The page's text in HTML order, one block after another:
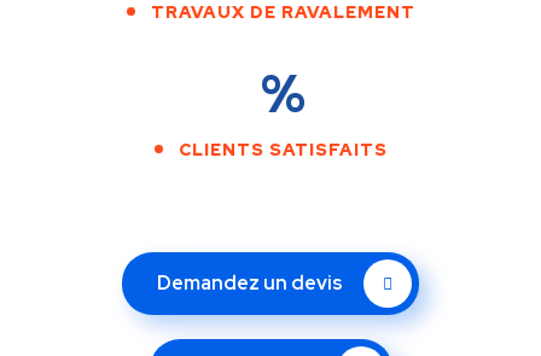
TRAVAUX DE RAVALEMENT
%
CLIENTS SATISFAITS
Demandez un devis